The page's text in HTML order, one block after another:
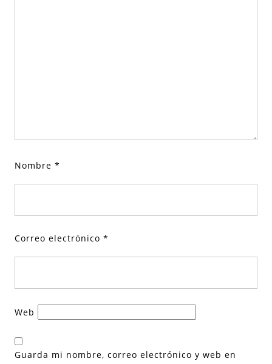
Nombre *
Correo electrónico *
Web
Guarda mi nombre, correo electrónico y web en